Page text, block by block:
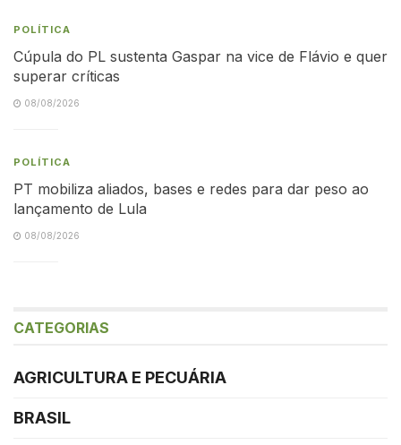
POLÍTICA
Cúpula do PL sustenta Gaspar na vice de Flávio e quer
superar críticas
08/08/2026
POLÍTICA
PT mobiliza aliados, bases e redes para dar peso ao
lançamento de Lula
08/08/2026
CATEGORIAS
AGRICULTURA E PECUÁRIA
BRASIL